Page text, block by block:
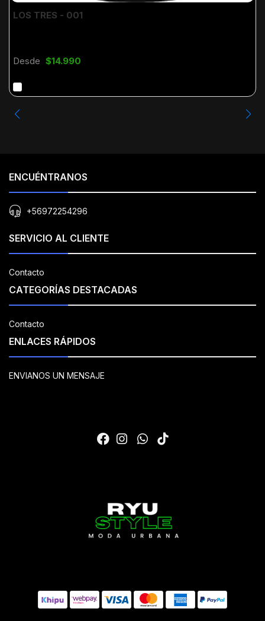
LOS TRES - 001
Desde $14.990
ENCUÉNTRANOS
+56972254296
SERVICIO AL CLIENTE
Contacto
CATEGORÍAS DESTACADAS
Contacto
ENLACES RÁPIDOS
ENVIANOS UN MENSAJE